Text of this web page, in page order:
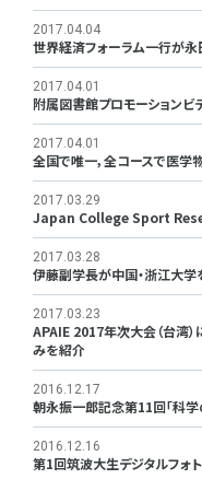
2017.04.04
世界経済フォーラム一行が
2017.04.01
附属図書館プロモーション
2017.04.01
全国で唯一，全コースで医学
2017.03.29
Japan College Sport
2017.03.28
伊藤副学長が中国・浙江大学
2017.03.23
APAIE 2017年次大会（台湾
みを紹介
2016.12.17
朝永振一郎記念第11回「科学
2016.12.16
第1回筑波大生デジタルフォ